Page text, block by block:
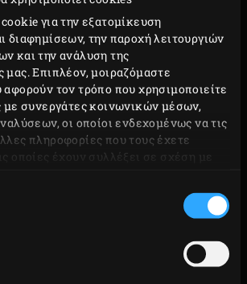
για την εξατομίκευση
διαφημίσεων, την παροχή λειτουργιών
και την ανάλυση της
μας. Επιπλέον, μοιραζόμαστε
τον τρόπο που χρησιμοποιείτε
με συνεργάτες κοινωνικών μέσων,
οι οποίοι ενδεχομένως να τις
πληροφορίες που τους έχετε
οποίες έχουν συλλέξει σε σχέση με